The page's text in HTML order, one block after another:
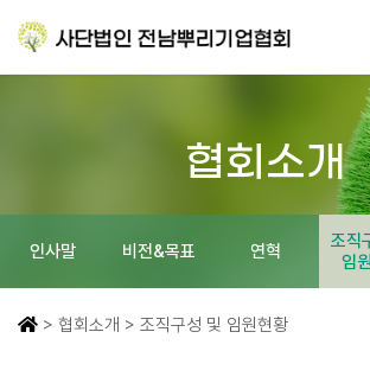
협회소개
인사말 비전&목표 연혁
조직
임
> 협회소개 > 조직구성 및 임원현황